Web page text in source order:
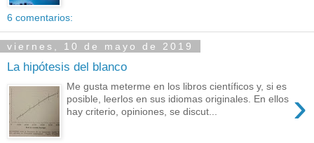
6 comentarios:
viernes, 10 de mayo de 2019
La hipótesis del blanco
›
Me gusta meterme en los libros científicos y, si es
posible, leerlos en sus idiomas originales. En ellos
hay criterio, opiniones, se discut...